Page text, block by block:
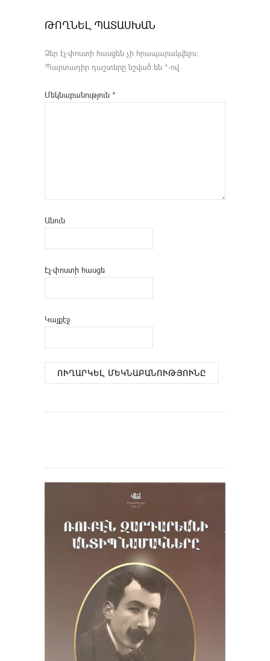
ԹՈՂՆԵԼ ՊԱՏԱՍԽԱՆ
Ձեր էլ-փոստի հասցեն չի հրապարակվելու։
Պարտադիր դաշտերը նշված են *-ով
Մեկնաբանություն *
Անուն
Էլ-փոստի հասցե
Կայքէջ